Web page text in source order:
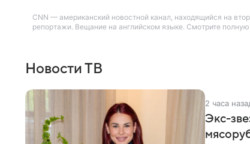
CNN — американский новостной канал, находящийся на
репортажи. Вещание на английском языке. Смотрите
Новости ТВ
2 часа
Экс-